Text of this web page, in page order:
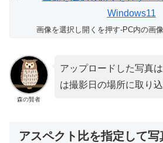
画像を選択し開くを押す-PC内の画
森の賢者
アップロードした写真
は撮影日の場所に取り込
アスペクト比を指定して